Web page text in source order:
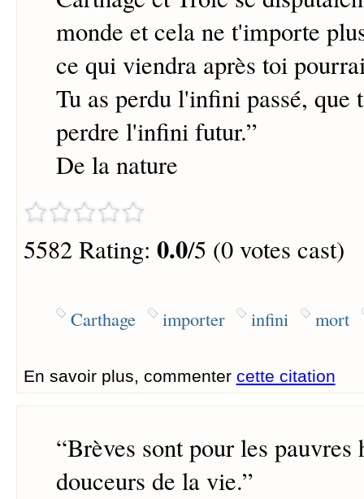
monde et cela ne t'importe
ce qui viendra après toi
Tu as perdu l'infini passé, que
perdre l'infini futur.”
De la nature
5582 Rating: 0.0/5 (0 votes cast)
Carthage importer infini mort
En savoir plus, commenter cette citation
“Brèves sont pour les pauvres
douceurs de la vie.”